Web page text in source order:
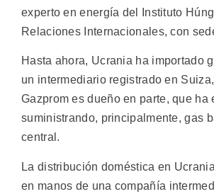
experto en energía del Instituto
Relaciones Internacionales, con
Hasta ahora, Ucrania ha importado
un intermediario registrado en
Gazprom es dueño en parte, que ha
suministrando, principalmente, gas
central.
La distribución doméstica en
en manos de una compañía